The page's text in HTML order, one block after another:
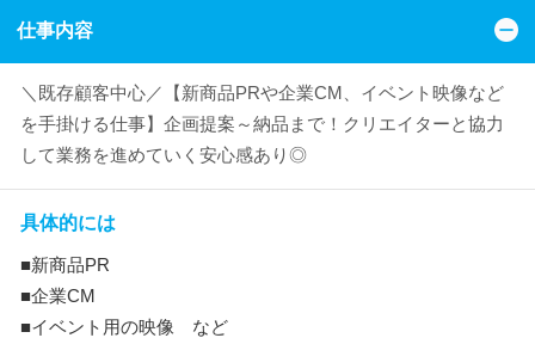
仕事内容
＼既存顧客中心／【新商品PRや企業CM、イベント映像など
を手掛ける仕事】企画提案～納品まで！クリエイターと協力
して業務を進めていく安心感あり◎
具体的には
■新商品PR
■企業CM
■イベント用の映像 など